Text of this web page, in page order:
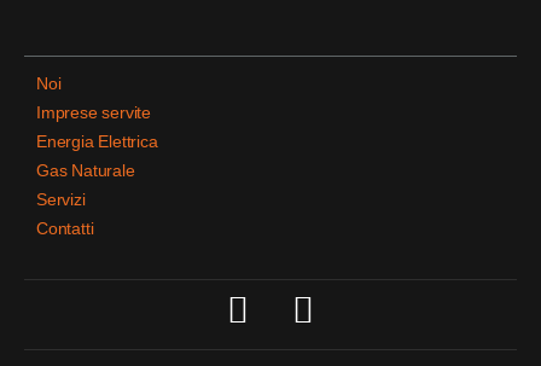
Noi
Imprese servite
Energia Elettrica
Gas Naturale
Servizi
Contatti